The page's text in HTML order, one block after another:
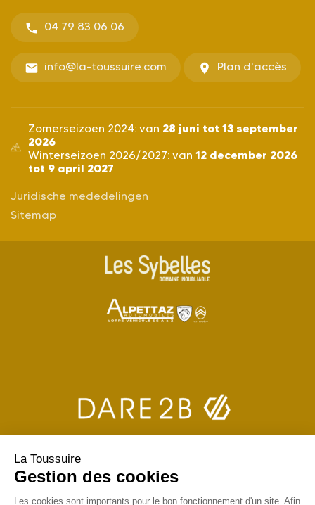
04 79 83 06 06
info@la-toussuire.com Plan d'accès
Zomerseizoen 2024: van 28 juni tot 13 september
2026
Winterseizoen 2026/2027: van 12 december 2026
tot 9 april 2027
Juridische mededelingen
Sitemap
La Toussuire
Gestion des cookies
Les cookies sont importants pour le bon fonctionnement d'un site. Afin